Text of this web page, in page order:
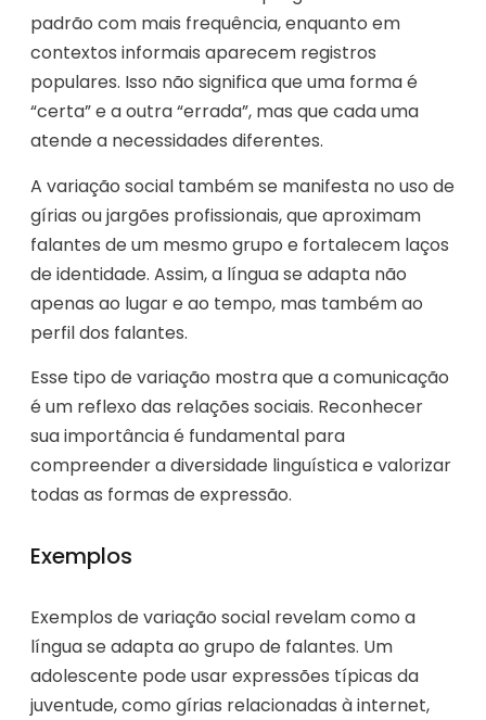
padrão com mais frequência, enquanto em
contextos informais aparecem registros
populares. Isso não significa que uma forma é
“certa” e a outra “errada”, mas que cada uma
atende a necessidades diferentes.
A variação social também se manifesta no uso de
gírias ou jargões profissionais, que aproximam
falantes de um mesmo grupo e fortalecem laços
de identidade. Assim, a língua se adapta não
apenas ao lugar e ao tempo, mas também ao
perfil dos falantes.
Esse tipo de variação mostra que a comunicação
é um reflexo das relações sociais. Reconhecer
sua importância é fundamental para
compreender a diversidade linguística e valorizar
todas as formas de expressão.
Exemplos
Exemplos de variação social revelam como a
língua se adapta ao grupo de falantes. Um
adolescente pode usar expressões típicas da
juventude, como gírias relacionadas à internet,